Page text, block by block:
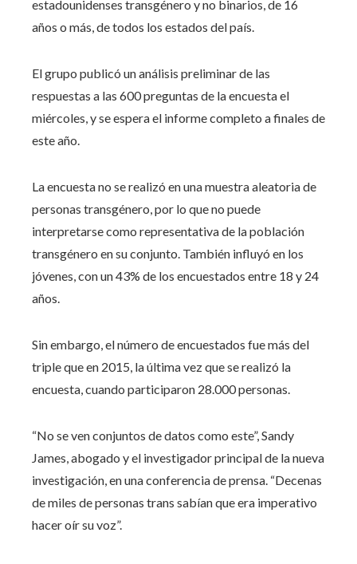
estadounidenses transgénero y no binarios, de 16
años o más, de todos los estados del país.
El grupo publicó un análisis preliminar de las
respuestas a las 600 preguntas de la encuesta el
miércoles, y se espera el informe completo a finales de
este año.
La encuesta no se realizó en una muestra aleatoria de
personas transgénero, por lo que no puede
interpretarse como representativa de la población
transgénero en su conjunto. También influyó en los
jóvenes, con un 43% de los encuestados entre 18 y 24
años.
Sin embargo, el número de encuestados fue más del
triple que en 2015, la última vez que se realizó la
encuesta, cuando participaron 28.000 personas.
“No se ven conjuntos de datos como este”, Sandy
James, abogado y el investigador principal de la nueva
investigación, en una conferencia de prensa. “Decenas
de miles de personas trans sabían que era imperativo
hacer oír su voz”.